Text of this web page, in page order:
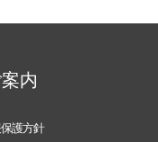
内
護方針